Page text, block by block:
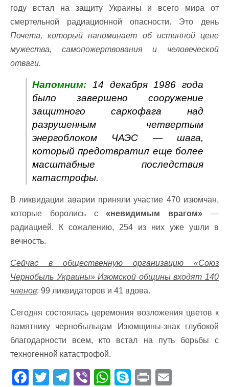
году встал на защиту Украины и всего мира от
смертельной радиационной опасности. Это день
Почета, который напоминает об истинной цене
мужества, самопожертвования и человеческой
отваги.
Напомним: 14 декабря 1986 года
было завершено сооружение
защитного саркофага над
разрушенным четвертым
энергоблоком ЧАЭС — шага,
который предотвратил еще более
масштабные последствия
катастрофы.
В ликвидации аварии приняли участие 470 изюмчан,
которые боролись с«невидимым врагом» —
радиацией. К сожалению, 254 из них уже ушли в
вечность.
Сейчас в общественную организацию «Союз
Чернобыль Украины» Изюмской общины входят 140
членов: 99 ликвидаторов и 41 вдова.
Сегодня состоялась церемония возложения цветов к
памятнику чернобыльцам Изюмщины-знак глубокой
благодарности всем, кто встал на путь борьбы с
техногенной катастрофой.
F T T Vi W S Pr